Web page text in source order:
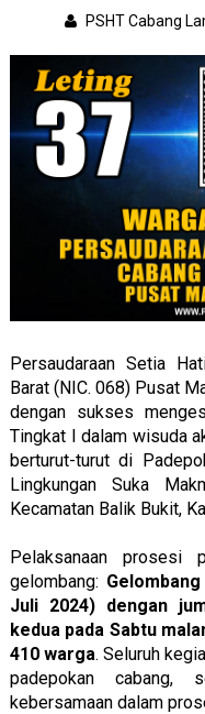
PSHT Cabang
Persaudaraan Setia
Barat (NIC. 068) Pusat
dengan sukses
Tingkat I dalam wisuda
berturut-turut di
Lingkungan Suka
Kecamatan Balik Bukit,
Pelaksanaan prosesi
gelombang:
Juli 2024) dengan
kedua pada Sabtu
410 warga. Seluruh
padepokan cabang,
kebersamaan dalam